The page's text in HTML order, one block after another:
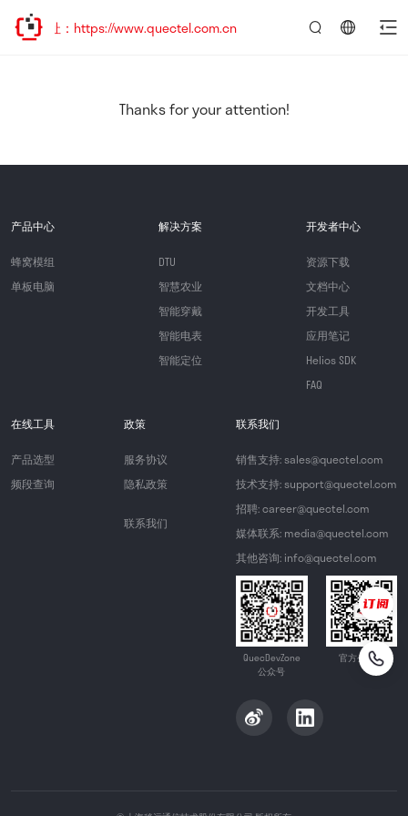
访问新址：https://www.quectel.com.cn
Thanks for your attention!
产品中心
蜂窝模组
单板电脑
解决方案
DTU
智慧农业
智能穿戴
智能电表
智能定位
开发者中心
资源下载
文档中心
开发工具
应用笔记
Helios SDK
FAQ
在线工具
产品选型
频段查询
政策
服务协议
隐私政策
联系我们
联系我们
销售支持: sales@quectel.com
技术支持: support@quectel.com
招聘: career@quectel.com
媒体联系: media@quectel.com
其他咨询: info@quectel.com
QuecDevZone
公众号
官方公众号